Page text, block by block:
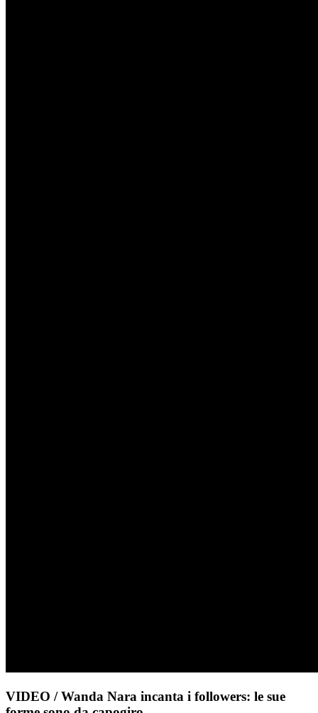
VIDEO / Wanda Nara incanta i followers: le sue